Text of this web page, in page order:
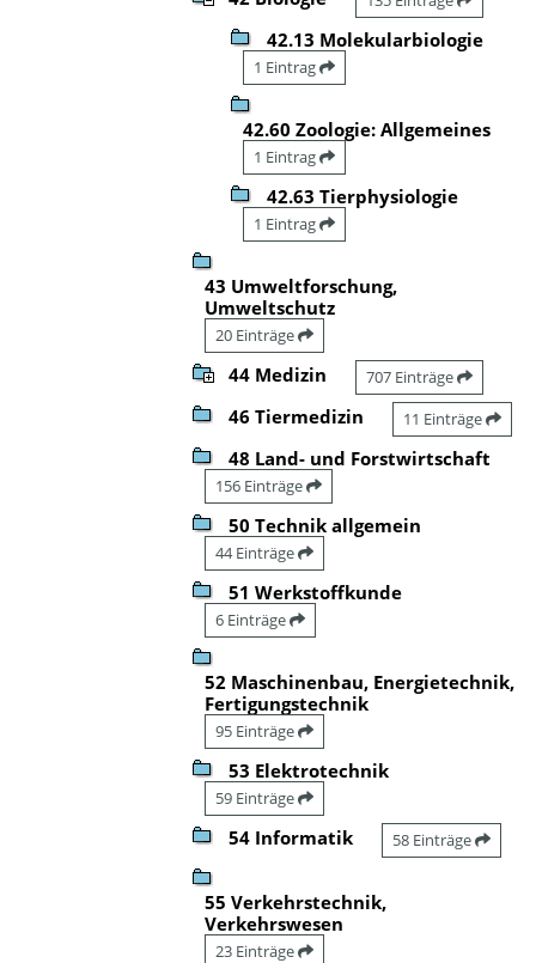
42.13 Molekularbiologie
1 Eintrag
42.60 Zoologie: Allgemeines
1 Eintrag
42.63 Tierphysiologie
1 Eintrag
43 Umweltforschung,
Umweltschutz
20 Einträge
44 Medizin 707 Einträge
46 Tiermedizin 11 Einträge
48 Land- und Forstwirtschaft
156 Einträge
50 Technik allgemein
44 Einträge
51 Werkstoffkunde
6 Einträge
52 Maschinenbau, Energietechnik,
Fertigungstechnik
95 Einträge
53 Elektrotechnik
59 Einträge
54 Informatik 58 Einträge
55 Verkehrstechnik,
Verkehrswesen
23 Einträge